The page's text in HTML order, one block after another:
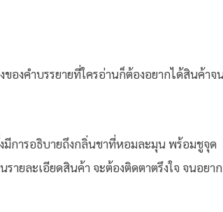
องคำบรรยายที่ใครอ่านก็ต้องอยากได้สินค้าจ
มีการอธิบายถึงกลิ่นชาที่หอมละมุน พร้อมชูจุด
ายละเอียดสินค้า จะต้องติดตาตรึงใจ จนอยาก